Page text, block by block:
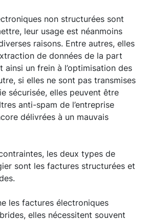
non structurées sont
leur usage est néanmoins
raisons. Entre autres, elles
de données de la part
ainsi un frein à l’optimisation des
si elles ne sont pas transmises
sécurisée, elles peuvent être
anti-spam de l’entreprise
délivrées à un mauvais
les deux types de
sont les factures structurées et
les factures électroniques
elles nécessitent souvent